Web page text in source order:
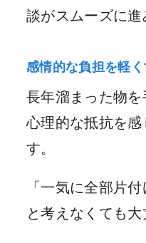
談がスムーズに進
感情的な負担を軽
長年溜まった物を
心理的な抵抗を
す。
「一気に全部片
と考えなくても大